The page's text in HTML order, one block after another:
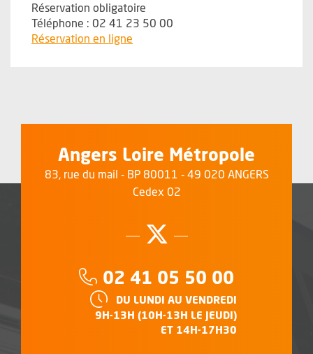
Réservation obligatoire
Téléphone : 02 41 23 50 00
Réservation en ligne
Angers Loire Métropole
83, rue du mail - BP 80011 - 49 020 ANGERS
Cedex 02
Suivez-nous
, Ouvre une
Téléphone :
02 41 05 50 00
HORAIRES :
DU LUNDI AU VENDREDI
9H-13H (10H-13H LE JEUDI)
ET 14H-17H30